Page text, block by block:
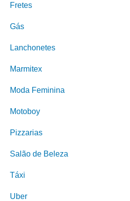
Fretes
Gás
Lanchonetes
Marmitex
Moda Feminina
Motoboy
Pizzarias
Salão de Beleza
Táxi
Uber